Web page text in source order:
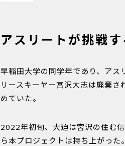
アスリートが挑戦
早稲田大学の同学年であり、ア
リースキーヤー宮沢大志は廃棄
めていた。
2022年初旬、大迫は宮沢の住む
ら本プロジェクトは持ち上がった